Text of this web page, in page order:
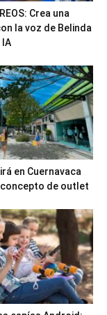
Crea una
la voz de Belinda
en Cuernavaca
concepto de outlet